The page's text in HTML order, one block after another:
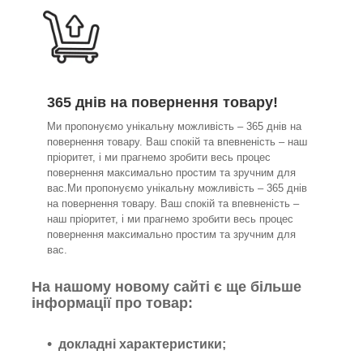
365 днів на повернення товару!
Ми пропонуємо унікальну можливість – 365 днів на
повернення товару. Ваш спокій та впевненість – наш
пріоритет, і ми прагнемо зробити весь процес
повернення максимально простим та зручним для
вас.Ми пропонуємо унікальну можливість – 365 днів
на повернення товару. Ваш спокій та впевненість –
наш пріоритет, і ми прагнемо зробити весь процес
повернення максимально простим та зручним для
вас.
На нашому новому сайті є ще більше
інформації про товар:
докладні характеристики;